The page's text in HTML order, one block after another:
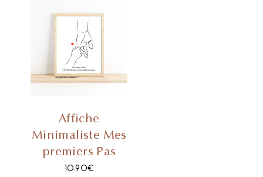
Affiche
Minimaliste Mes
premiers Pas
10.90€